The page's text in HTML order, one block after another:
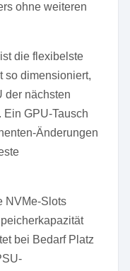
ohne weiteren
die flexibelste
so dimensioniert,
der nächsten
GPU-Tausch
Änderungen
NVMe-Slots
bei Bedarf Platz